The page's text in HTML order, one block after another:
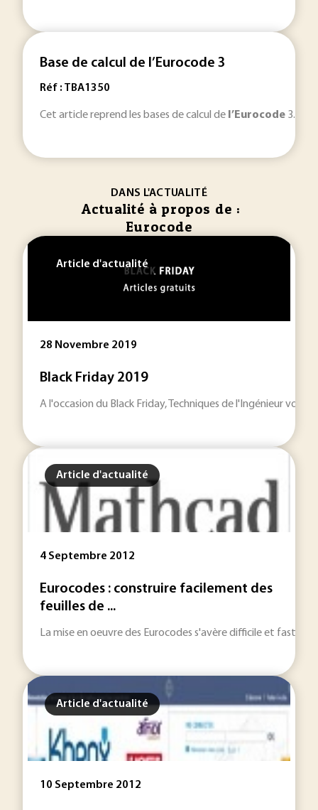
Base de calcul de l’Eurocode 3
Réf : TBA1350
Cet article reprend les bases de calcul de l’Eurocode 3... .
DANS L'ACTUALITÉ
Actualité à propos de :
Eurocode
Article d'actualité
28 Novembre 2019
Black Friday 2019
A l'occasion du Black Friday, Techniques de l'Ingénieur
Article d'actualité
4 Septembre 2012
Eurocodes : construire facilement des
feuilles de ...
La mise en oeuvre des Eurocodes s'avère difficile et
Article d'actualité
10 Septembre 2012